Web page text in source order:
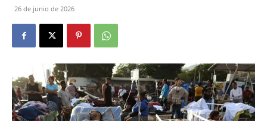
26 de junio de 2026